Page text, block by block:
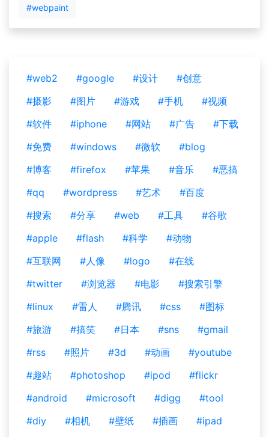
#webpaint
#web2 #google #设计
#创意
#摄影
#图片 #游戏 #手机
#视频
#软件
#iphone #网站 #广告
#下载
#免费
#windows #微软
#blog
#博客
#firefox #苹果 #音乐
#恶搞
#qq
#wordpress #艺术
#百度
#搜索
#分享 #web #工具
#谷歌
#apple
#flash #科学
#动物
#互联网
#人像 #logo
#在线
#twitter
#浏览器 #电影
#搜索引擎
#linux
#雷人 #腾讯 #css
#图标
#旅游
#搞笑 #日本 #sns
#gmail
#rss
#照片 #3d #动画
#youtube
#趣站
#photoshop #ipod
#flickr
#android
#microsoft #digg
#tool
#diy
#相机 #壁纸 #插画
#ipad